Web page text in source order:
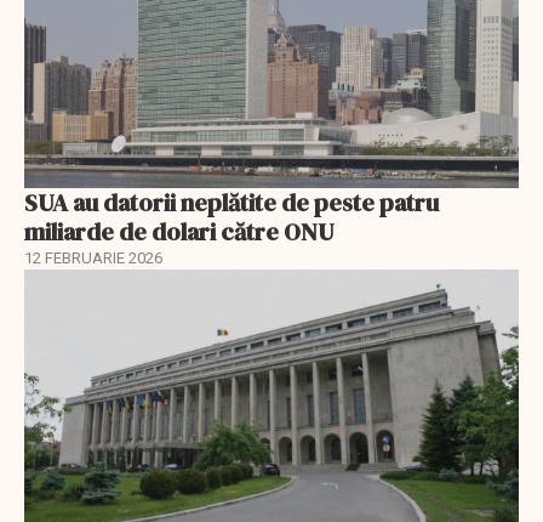
SUA au datorii neplătite de peste patru
miliarde de dolari către ONU
12 FEBRUARIE 2026